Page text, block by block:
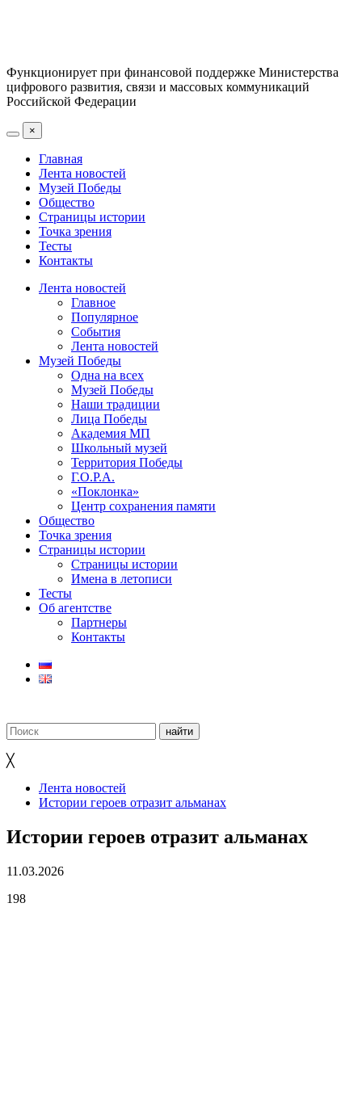
Функционирует при финансовой поддержке Министерства
цифрового развития, связи и массовых коммуникаций
Российской Федерации
×
Главная
Лента новостей
Музей Победы
Общество
Страницы истории
Точка зрения
Тесты
Контакты
Лента новостей
Главное
Популярное
События
Лента новостей
Музей Победы
Одна на всех
Музей Победы
Наши традиции
Лица Победы
Академия МП
Школьный музей
Территория Победы
Г.О.Р.А.
«Поклонка»
Центр сохранения памяти
Общество
Точка зрения
Страницы истории
Страницы истории
Имена в летописи
Тесты
Об агентстве
Партнеры
Контакты
╳
Лента новостей
Истории героев отразит альманах
Истории героев отразит альманах
11.03.2026
198